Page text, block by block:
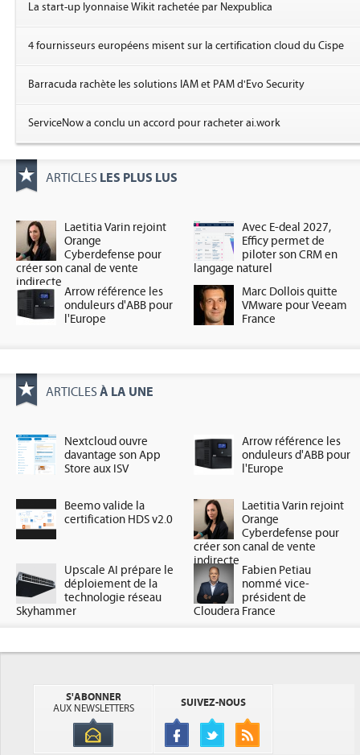
La start-up lyonnaise Wikit rachetée par Nexpublica
4 fournisseurs européens misent sur la certification cloud du Cispe
Barracuda rachète les solutions IAM et PAM d'Evo Security
ServiceNow a conclu un accord pour racheter ai.work
ARTICLES LES PLUS LUS
Laetitia Varin rejoint
Orange
Cyberdefense pour
créer son canal de vente
indirecte
Avec E-deal 2027,
Efficy permet de
piloter son CRM en
langage naturel
Arrow référence les
onduleurs d'ABB pour
l'Europe
Marc Dollois quitte
VMware pour Veeam
France
ARTICLES À LA UNE
Nextcloud ouvre
davantage son App
Store aux ISV
Arrow référence les
onduleurs d'ABB pour
l'Europe
Beemo valide la
certification HDS v2.0
Laetitia Varin rejoint
Orange
Cyberdefense pour
créer son canal de vente
indirecte
Upscale AI prépare le
déploiement de la
technologie réseau
Skyhammer
Fabien Petiau
nommé vice-
président de
Cloudera France
S'ABONNER
AUX NEWSLETTERS
SUIVEZ-NOUS